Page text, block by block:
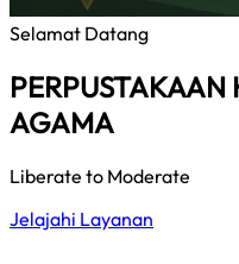
Selamat Datang
PERPUSTAKAAN
AGAMA
Liberate to Moderate
Jelajahi Layanan